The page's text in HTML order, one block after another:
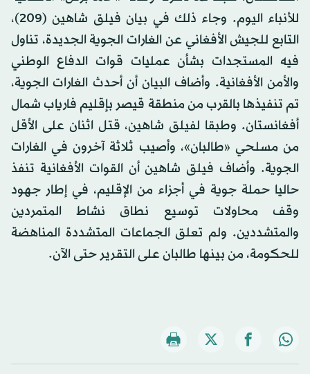
للأنباء اليوم. وجاء ذلك في بيان فيلق شاهين (209)،
التابع للجيش الأفغاني عن الغارات الجوية الجديدة، تناول
فيه المستجدات بشأن عمليات قوات الدفاع الوطني
والأمن الأفغانية. وأضاف البيان أن أحدث الغارات الجوية،
تم تنفيذها بالقرب من منطقة قيصر بإقليم فارياب شمال
أفغانستان. وطبقا لفيلق شاهين، قتل اثنان على الأقل
من مسلحي «طالبان»، وأصيب ثلاثة آخرون في الغارات
الجوية. وأضاف فيلق شاهين أن القوات الأفغانية تنفذ
حاليا حملة جوية في أجزاء من الإقليم، في إطار جهود
وقف محاولات توسيع نطاق نشاط المتمردين
والمتشددين. ولم تعلق الجماعات المتشددة المناهضة
للحكومة، من بينها طالبان على التقرير حتى الآن.